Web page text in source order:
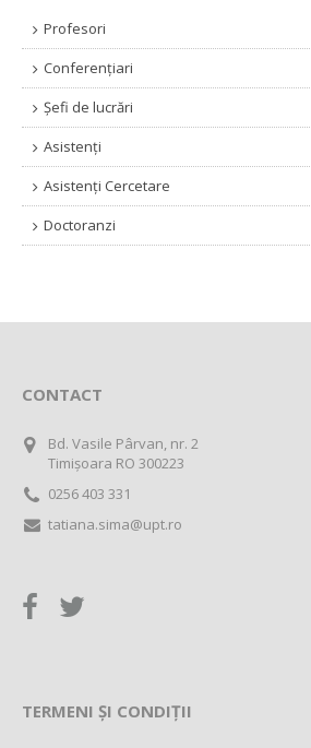
Profesori
Conferențiari
Șefi de lucrări
Asistenți
Asistenți Cercetare
Doctoranzi
CONTACT
Bd. Vasile Pârvan, nr. 2
Timișoara RO 300223
0256 403 331
tatiana.sima@upt.ro
TERMENI ȘI CONDIȚII